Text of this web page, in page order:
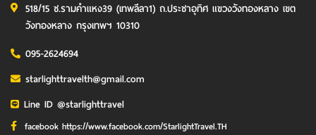
518/15 ซ.รามคำแหง39 (เทพลีลา1) ถ.ประชาอุทิศ แขวงวังทองหลาง เขต
วังทองหลาง กรุงเทพฯ 10310
095-2624694
starlighttravelth@gmail.com
Line ID @starlighttravel
facebook https://www.facebook.com/StarlightTravel.TH